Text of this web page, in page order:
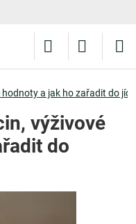
hodnoty a jak ho zařadit do
výživové
do